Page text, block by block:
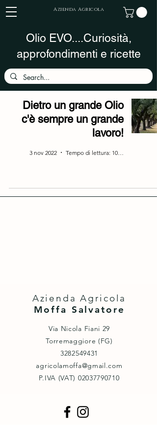
Azienda Agricola
Olio EVO....Curiosità,
approfondimenti e ricette
Dietro un grande Olio
c'è sempre un grande
lavoro!
3 nov 2022
Azienda Agricola
Moffa Salvatore
Via Nicola Fiani 29
Torremaggiore (FG)
3282549431
agricolamoffa@gmail.com
P.IVA (VAT) ‭02037790710‬